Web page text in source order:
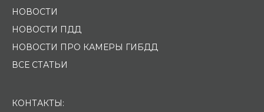
НОВОСТИ
НОВОСТИ ПДД
НОВОСТИ ПРО КАМЕРЫ ГИБДД
ВСЕ СТАТЬИ
КОНТАКТЫ: